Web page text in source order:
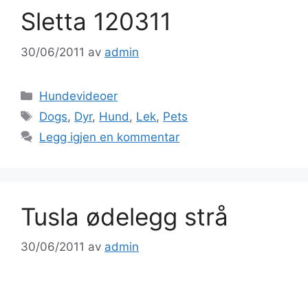
Sletta 120311
30/06/2011 av admin
Kategorier
Hundevideoer
Stikkord
Dogs, Dyr, Hund , Lek, Pets
Legg igjen en kommentar
Tusla ødelegg strå
30/06/2011 av admin